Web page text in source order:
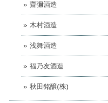
齋彌酒造
木村酒造
浅舞酒造
福乃友酒造
秋田銘醸(株)